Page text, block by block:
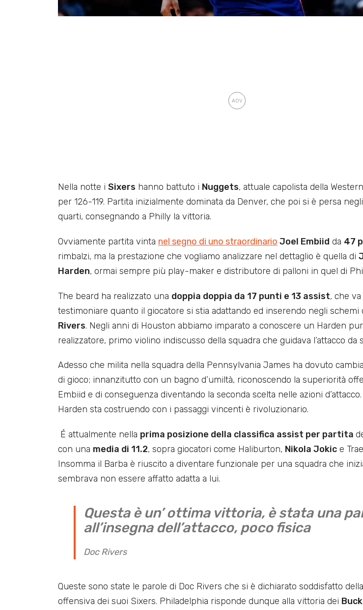
Nella notte i Sixers hanno battuto i Nuggets, attuale capolista della
per 126-119. Partita inizialmente dominata da Denver, che poi si è persa
quarti, consegnando a Philly la vittoria.
Ovviamente partita vinta nel segno di uno straordinario Joel Embiid da 47
rimbalzi, ma la prestazione che vogliamo analizzare nel dettaglio è quella di
Harden, ormai sempre più play-maker e distributore di palloni in quel di
The beard ha realizzato una doppia doppia da 17 punti e 13 assist, che va
testimoniare quanto il giocatore si stia adattando ed inserendo negli schemi
Rivers. Negli anni di Houston abbiamo imparato a conoscere un Harden
realizzatore, primo violino indiscusso della squadra che guidava l’attacco da
Adesso che milita nella squadra della Pennsylvania James ha dovuto
di gioco; innanzitutto con un bagno d’umiltà, riconoscendo la superiorità
Embiid e di conseguenza diventando la seconda scelta nelle azioni
Harden sta costruendo con i passaggi vincenti è rivoluzionario.
É attualmente nella prima posizione della classifica assist per partita
con una media di 11.2, sopra giocatori come Haliburton, Nikola Jokic e
Insomma il Barba è riuscito a diventare funzionale per una squadra che
sembrava non essere affatto adatta a lui.
Questa è un’ ottima vittoria, è stata una
all’insegna dell’attacco, poco fisica
Doc Rivers
Queste sono state le parole di Doc Rivers che si è dichiarato soddisfatto
offensiva dei suoi Sixers. Philadelphia risponde dunque alla vittoria dei